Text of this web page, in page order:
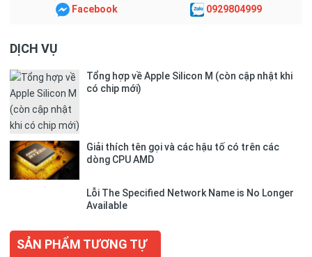
Facebook 0929804999
DỊCH VỤ
Tổng hợp về Apple Silicon M (còn cập nhật khi
có chip mới)
Giải thích tên gọi và các hậu tố có trên các
dòng CPU AMD
Lỗi The Specified Network Name is No Longer
Available
SẢN PHẨM TƯƠNG TỰ